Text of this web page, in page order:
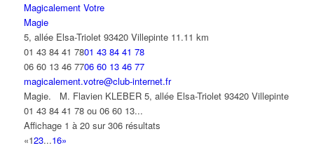
Magicalement Votre
Magie
5, allée Elsa-Triolet 93420 Villepinte 11.11 km
01 43 84 41 7801 43 84 41 78
06 60 13 46 7706 60 13 46 77
magicalement.votre@club-internet.fr
Magie. M. Flavien KLEBER 5, allée Elsa-Triolet 93420 Villepinte
01 43 84 41 78 ou 06 60 13...
Affichage 1 à 20 sur 306 résultats
«123...16»